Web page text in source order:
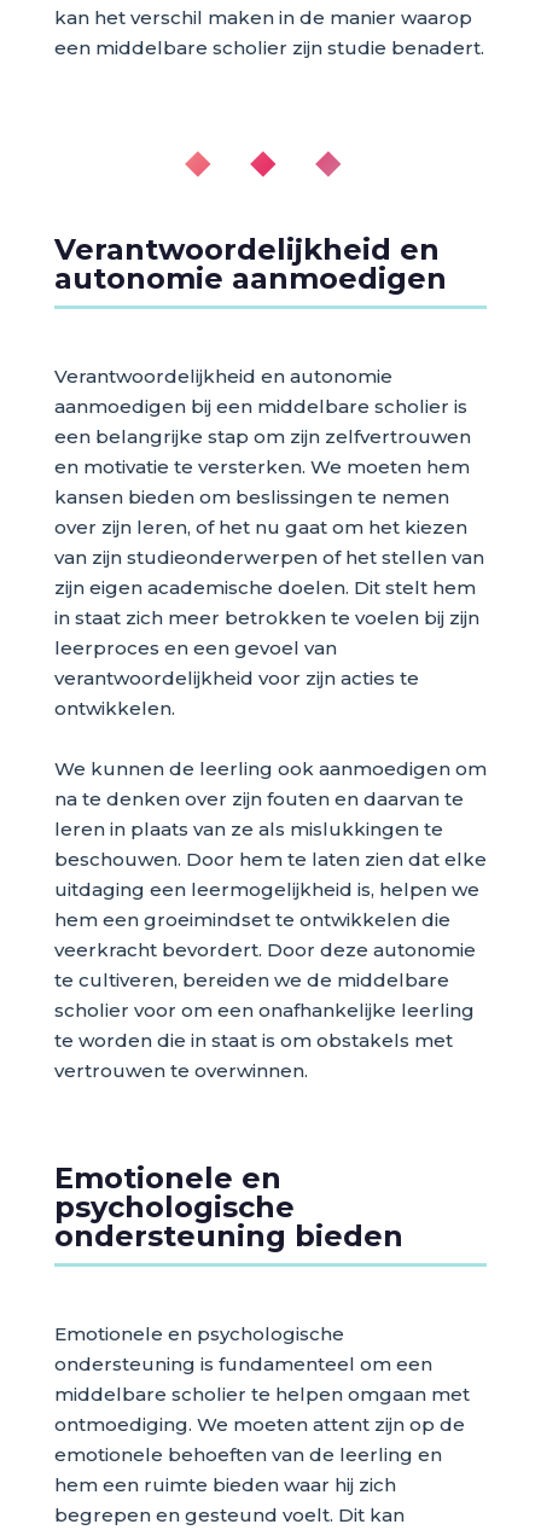
kan het verschil maken in de manier waarop
een middelbare scholier zijn studie benadert.
◆ ◆ ◆
Verantwoordelijkheid en
autonomie aanmoedigen
Verantwoordelijkheid en autonomie
aanmoedigen bij een middelbare scholier is
een belangrijke stap om zijn zelfvertrouwen
en motivatie te versterken. We moeten hem
kansen bieden om beslissingen te nemen
over zijn leren, of het nu gaat om het kiezen
van zijn studieonderwerpen of het stellen van
zijn eigen academische doelen. Dit stelt hem
in staat zich meer betrokken te voelen bij zijn
leerproces en een gevoel van
verantwoordelijkheid voor zijn acties te
ontwikkelen.
We kunnen de leerling ook aanmoedigen om
na te denken over zijn fouten en daarvan te
leren in plaats van ze als mislukkingen te
beschouwen. Door hem te laten zien dat elke
uitdaging een leermogelijkheid is, helpen we
hem een groeimindset te ontwikkelen die
veerkracht bevordert. Door deze autonomie
te cultiveren, bereiden we de middelbare
scholier voor om een onafhankelijke leerling
te worden die in staat is om obstakels met
vertrouwen te overwinnen.
Emotionele en
psychologische
ondersteuning bieden
Emotionele en psychologische
ondersteuning is fundamenteel om een
middelbare scholier te helpen omgaan met
ontmoediging. We moeten attent zijn op de
emotionele behoeften van de leerling en
hem een ruimte bieden waar hij zich
begrepen en gesteund voelt. Dit kan